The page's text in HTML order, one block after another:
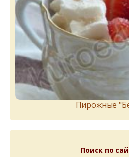
Пирожныe
Поиск по